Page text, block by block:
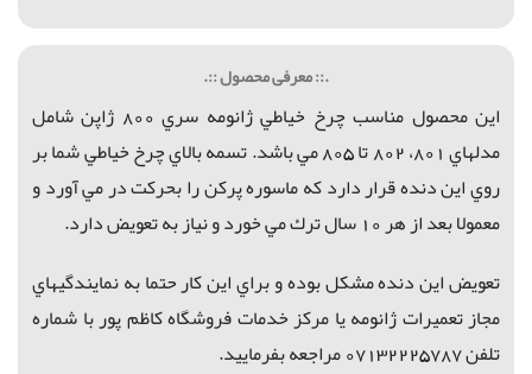
.:: معرفی محصول ::.
اين محصول مناسب چرخ خياطي ژانومه سري 800 ژاپن شامل
مدلهاي 801، 802 تا 805 مي باشد. تسمه بالاي چرخ خياطي شما بر
روي اين دنده قرار دارد كه ماسوره پركن را بحركت در مي آورد و
معمولا بعد از هر 10 سال ترك مي خورد و نياز به تعويض دارد.
تعويض اين دنده مشكل بوده و براي اين كار حتما به نمايندگيهاي
مجاز تعميرات ژانومه يا مركز خدمات فروشگاه كاظم پور با شماره
تلفن 07132225787 مراجعه بفرماييد.